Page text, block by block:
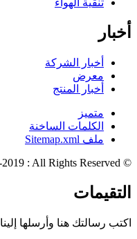
تنقية الهواء
أخبار
أخبار الشركة
معرض
أخبار المنتج
متميز
الكلمات الساخنة
ملف Sitemap.xml
© Copyright - 2010-2019 : All Rights Reserved.
التقيمات
اكتب رسالتك هنا وأرسلها إلينا